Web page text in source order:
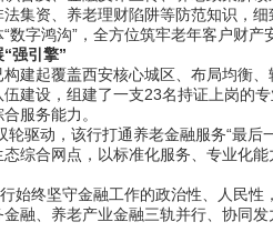
集资、养老理财陷阱等防范知识，
字鸿沟”，全方位筑牢老年客户财产
强引擎”
起覆盖西安核心城区、布局均衡、
建设，组建了一支23名持证上岗的
服务能力。
动，该行打通养老金融服务“最后
综合网点，以标准化服务、专业化
坚守金融工作的政治性、人民性
融、养老产业金融三轨并行、协同